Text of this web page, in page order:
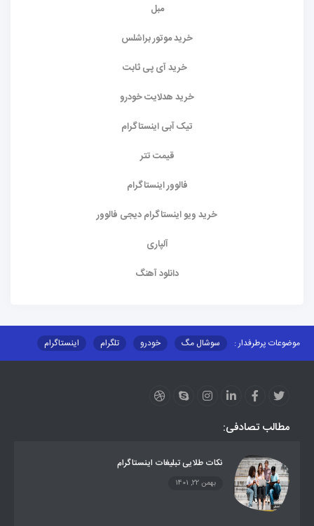
مبل
خرید موتور براشلس
خرید آی پی ثابت
خرید هدلایت خودرو
تیک آبی اینستاگرام
قیمت تتر
فالوور اینستاگرام
خرید ویو اینستاگرام دیجی فالوور
آلپاری
دانلود آهنگ
موضوعات پرطرفدار : سوشال مگ خودرو تلگرام
اینستاگرام
مطالب تصادفی:
نکات طلایی تبلیغات اینستاگرام
بهمن 22, 1401